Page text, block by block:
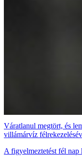
Váratlanul megtört, és
villámárvíz
A figyelmeztetést fél nap